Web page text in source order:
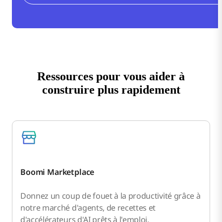
Ressources pour vous aider à
construire plus rapidement
Boomi Marketplace
Donnez un coup de fouet à la productivité grâce à
notre marché d'agents, de recettes et
d'accélérateurs d'AI prêts à l'emploi.